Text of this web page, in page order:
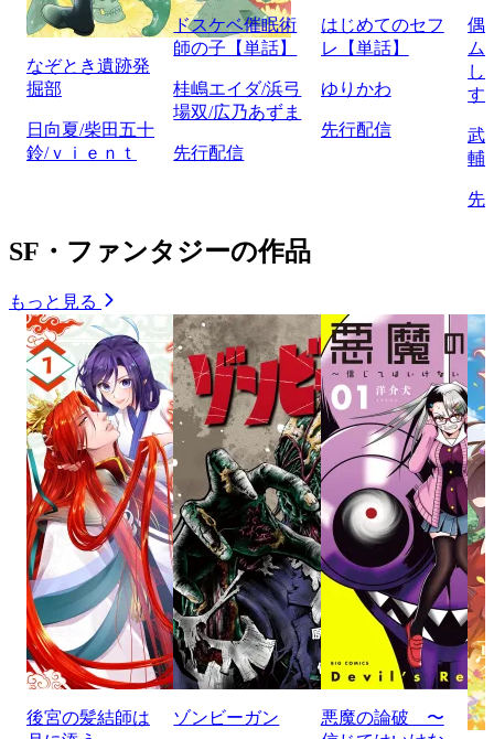
なぞとき遺跡発
掘部
日向夏/柴田五十
鈴/ｖｉｅｎｔ
ドスケベ催眠術
師の子【単話】
桂嶋エイダ/浜弓
場双/広乃あずま
先行配信
はじめてのセフ
レ【単話】
ゆりかわ
先行配信
偶
ム
し
す
武
輔
先
SF・ファンタジーの作品
もっと見る
後宮の髪結師は
ゾンビーガン
悪魔の論破 〜